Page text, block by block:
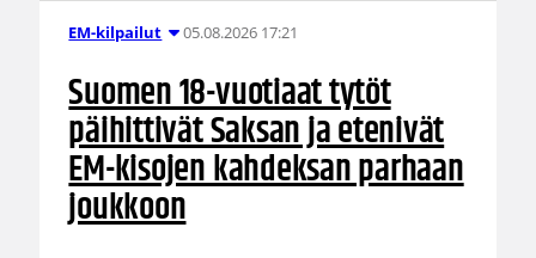
EM-kilpailut 05.08.2026 17:21
Suomen 18-vuotiaat tytöt
päihittivät Saksan ja etenivät
EM-kisojen kahdeksan parhaan
joukkoon